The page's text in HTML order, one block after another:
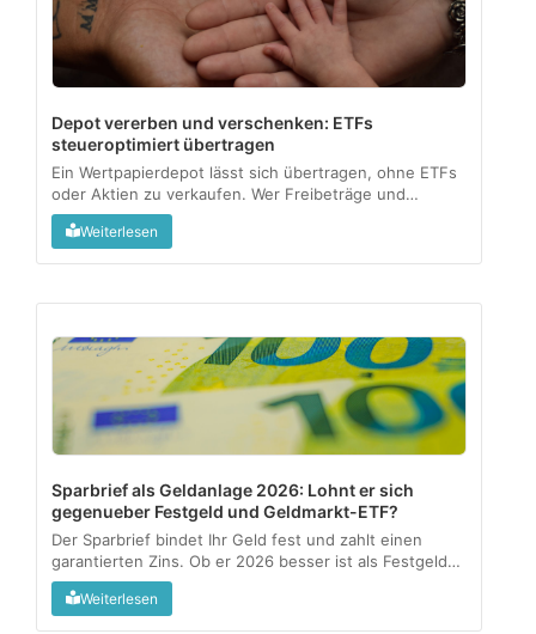
Depot vererben und verschenken: ETFs
steueroptimiert übertragen
Ein Wertpapierdepot lässt sich übertragen, ohne ETFs
oder Aktien zu verkaufen. Wer Freibeträge und
Meldepflichten kennt, gibt Vermögen steuerfrei an die
nächste Generation weiter....
Weiterlesen
Sparbrief als Geldanlage 2026: Lohnt er sich
gegenueber Festgeld und Geldmarkt-ETF?
Der Sparbrief bindet Ihr Geld fest und zahlt einen
garantierten Zins. Ob er 2026 besser ist als Festgeld
oder ein Geldmarkt-ETF, haengt an drei Fragen:
Verfuegbarkeit, Rendite nach Kosten und wie aktiv Sie
Weiterlesen